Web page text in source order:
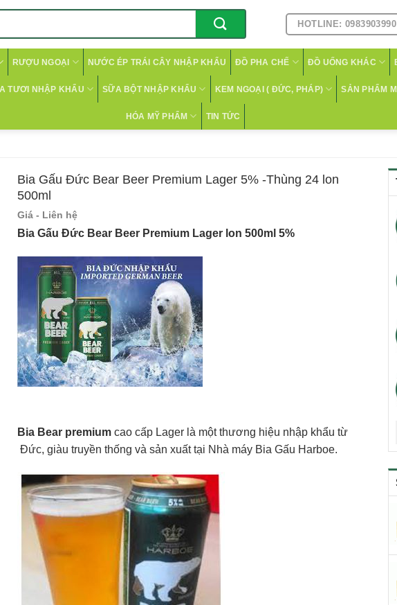
HOTLINE:
RƯỢU NGOẠI NƯỚC ÉP TRÁI CÂY NHẬP KHẨU ĐỒ PHA CHẾ ĐỒ UỐNG KHÁC
TƯƠI NHẬP KHẨU SỮA BỘT NHẬP KHẨU KEM NGOẠI ( ĐỨC, PHÁP) SẢN PHẨM
HÓA MỸ PHẨM TIN TỨC
Bia Gấu Đức Bear Beer Premium Lager 5% -Thùng 24 lon
500ml
Giá - Liên hệ
Bia Gấu Đức Bear Beer Premium Lager lon 500ml 5%
Bia Bear premium cao cấp Lager là một thương hiệu nhập khẩu từ
Đức, giàu truyền thống và sản xuất tại Nhà máy Bia Gấu Harboe.